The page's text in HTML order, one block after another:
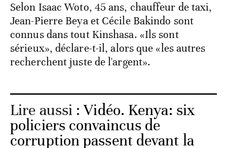
Selon Isaac Woto, 45 ans, chauffeur de taxi,
Jean-Pierre Beya et Cécile Bakindo sont
connus dans tout Kinshasa. «Ils sont
sérieux», déclare-t-il, alors que «les autres
recherchent juste de l'argent».
Lire aussi :Vidéo. Kenya: six
policiers convaincus de
corruption passent devant la